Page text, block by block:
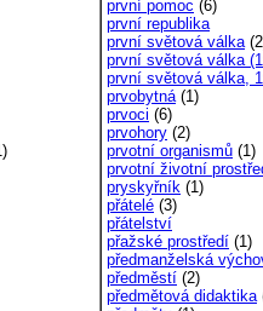
první pomoc (6)
první republika
první světová válka
první světová válka
první světová válka,
prvobytná(1)
prvoci (6)
prvohory (2)
prvotní organismů (1)
prvotní životní
pryskyřník (1)
přátelé (3)
přátelství
přažské prostředí (1)
předmanželská
předměstí (2)
předmětová didaktika